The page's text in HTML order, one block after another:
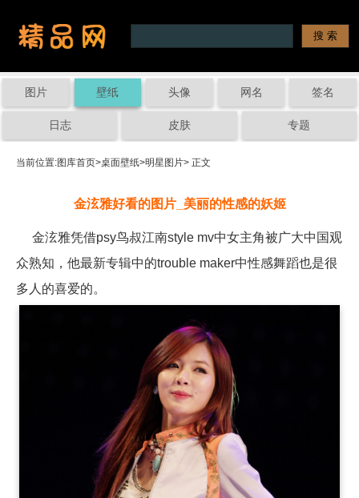
图片 壁纸 头像 网名 签名
日志 皮肤 专题
当前位置:图库首页>桌面壁纸>明星图片> 正文
金泫雅好看的图片_美丽的性感的妖姬
金泫雅凭借psy鸟叔江南style mv中女主角被广大中国观
众熟知，他最新专辑中的trouble maker中性感舞蹈也是很
多人的喜爱的。